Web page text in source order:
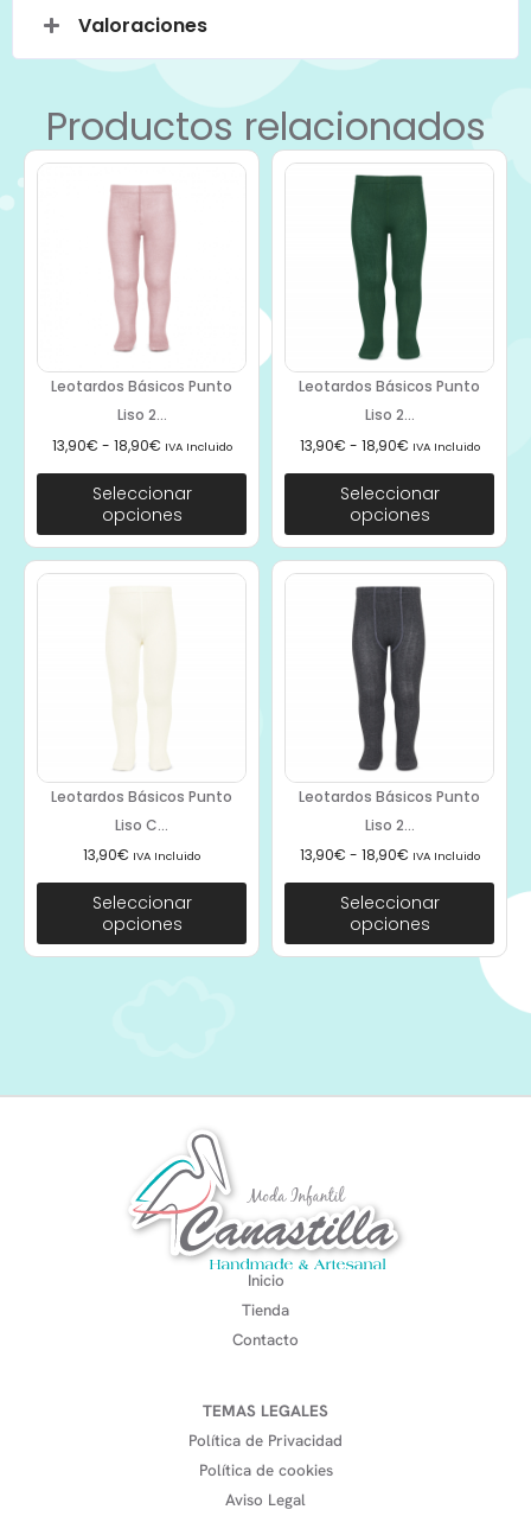
Valoraciones
Productos relacionados
Leotardos Básicos Punto
Liso 2...
13,90€ - 18,90€ IVA Incluido
Seleccionar
opciones
Leotardos Básicos Punto
Liso 2...
13,90€ - 18,90€ IVA Incluido
Seleccionar
opciones
Leotardos Básicos Punto
Liso C...
13,90€ IVA Incluido
Seleccionar
opciones
Leotardos Básicos Punto
Liso 2...
13,90€ - 18,90€ IVA Incluido
Seleccionar
opciones
Inicio
Tienda
Contacto
TEMAS LEGALES
Política de Privacidad
Política de cookies
Aviso Legal